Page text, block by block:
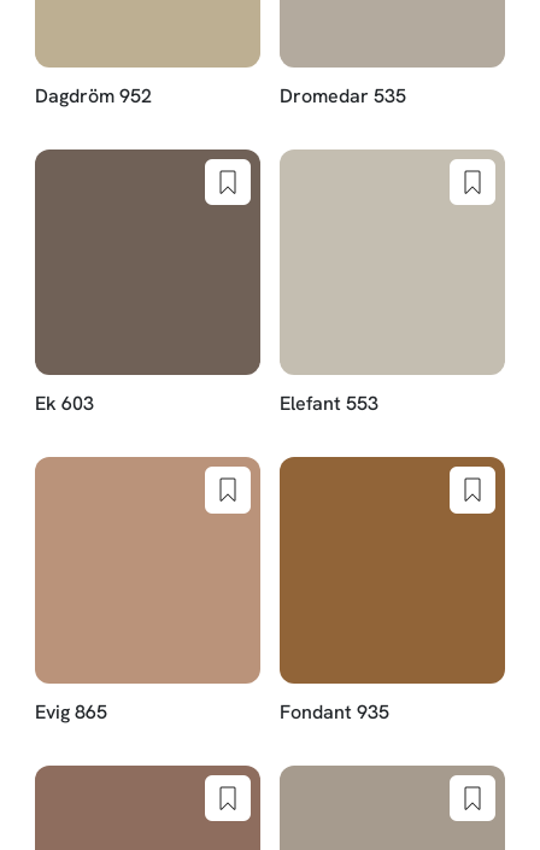
Dagdröm 952 Dromedar 535
Ek 603 Elefant 553
Evig 865 Fondant 935